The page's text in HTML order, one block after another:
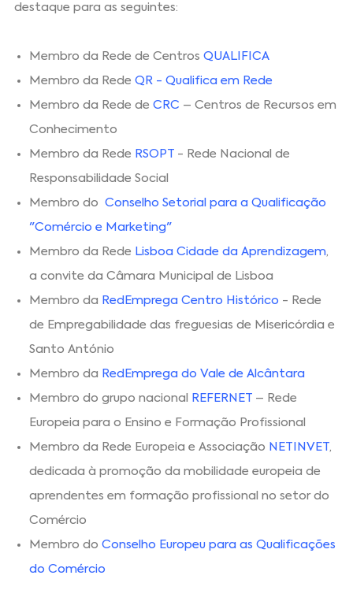
destaque para as seguintes:
Membro da Rede de Centros QUALIFICA
Membro da Rede QR - Qualifica em Rede
Membro da Rede de CRC – Centros de Recursos em
Conhecimento
Membro da Rede RSOPT- Rede Nacional de
Responsabilidade Social
Membro do Conselho Setorial para a Qualificação
"Comércio e Marketing"
Membro da Rede Lisboa Cidade da Aprendizagem,
a convite da Câmara Municipal de Lisboa
Membro da RedEmprega Centro Histórico - Rede
de Empregabilidade das freguesias de Misericórdia e
Santo António
Membro da RedEmprega do Vale de Alcântara
Membro do grupo nacional REFERNET– Rede
Europeia para o Ensino e Formação Profissional
Membro da Rede Europeia e Associação NETINVET,
dedicada à promoção da mobilidade europeia de
aprendentes em formação profissional no setor do
Comércio
Membro do Conselho Europeu para as Qualificações
do Comércio